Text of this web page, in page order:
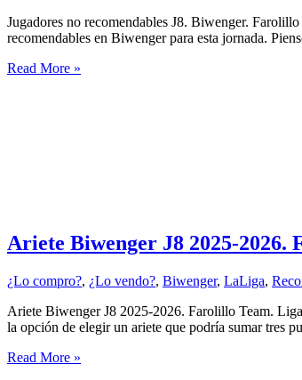
Jugadores no recomendables J8. Biwenger.
recomendables en Biwenger para esta jornada.
Jugadores
Read More »
Ariete Biwenger J8 2025-2026.
¿Lo compro?, ¿Lo vendo?, Biwenger, LaLiga,
Ariete Biwenger J8 2025-2026. Farolillo Team.
la opción de elegir un ariete que podría sumar tres
Ariete
Read More »